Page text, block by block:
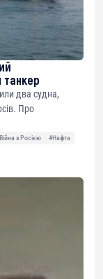
два судна,
Про
з Росією
#Нафта